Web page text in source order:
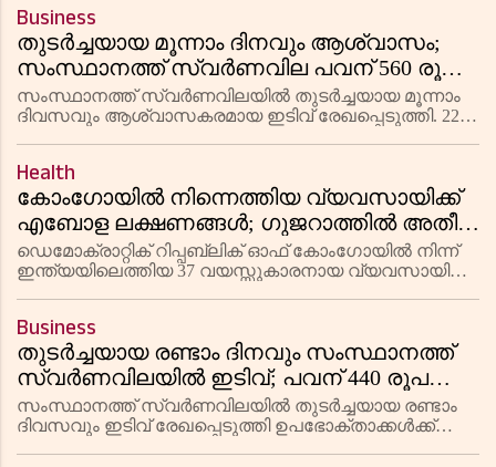
ജയരാജൻ
കമ്മിറ്റിയംഗം ഇ പി ജയരാജൻ. റെയ്ഡ് കഴിഞ്ഞ്
Business
തുടര്‍ച്ചയായ മൂന്നാം ദിനവും ആശ്വാസം;
സംസ്ഥാനത്ത് സ്വര്‍ണവില പവന് 560 രൂപ
കുറഞ്ഞു
സംസ്ഥാനത്ത് സ്വര്‍ണവിലയില്‍ തുടര്‍ച്ചയായ മൂന്നാം
ദിവസവും ആശ്വാസകരമായ ഇടിവ് രേഖപ്പെടുത്തി. 22
നിരക്
Health
കോംഗോയിൽ നിന്നെത്തിയ വ്യവസായിക്ക്
എബോള ലക്ഷണങ്ങൾ; ഗുജറാത്തിൽ അതീവ
ജാഗ്രത, 3 നഗരങ്ങൾ സന്ദർശിച്ചതായി
റിപ്പോർട്ട്
ഡെമോക്രാറ്റിക് റിപ്പബ്ലിക് ഓഫ് കോംഗോയിൽ നിന്ന്
ഇന്ത്യയിലെത്തിയ 37 വയസ്സുകാരനായ വ്യവസായിയെ
വഡോദര, സിൽവാസ എന്നീ നഗരങ്ങൾ
Business
തുടര്‍ച്ചയായ രണ്ടാം ദിനവും സംസ്ഥാനത്ത്
സ്വര്‍ണവിലയില്‍ ഇടിവ്; പവന് 440 രൂപ
കുറഞ്ഞു
സംസ്ഥാനത്ത് സ്വര്‍ണവിലയില്‍ തുടര്‍ച്ചയായ രണ്ടാം
ദിവസവും ഇടിവ് രേഖപ്പെടുത്തി ഉപഭോക്താക്കള്‍ക്ക്